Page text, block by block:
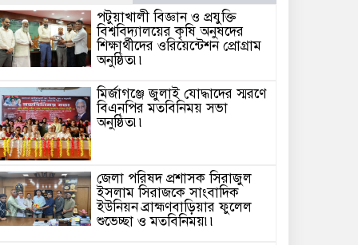
পটুয়াখালী বিজ্ঞান ও প্রযুক্তি
বিশ্ববিদ্যালয়ের কৃষি অনুষদের
শিক্ষার্থীদের ওরিয়েন্টেশন প্রোগ্রাম
অনুষ্ঠিত৷৷
মির্জাগঞ্জে জুলাই যোদ্ধাদের স্মরণে
বিএনপির মতবিনিময় সভা
অনুষ্ঠিত৷৷
জেলা পরিষদ প্রশাসক সিরাজুল
ইসলাম সিরাজকে সাংবাদিক
ইউনিয়ন ব্রাহ্মণবাড়িয়ার ফুলেল
শুভেচ্ছা ও মতবিনিময়৷৷